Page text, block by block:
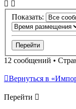
Показать:
12 сообщений •
Вернуться в
Перейти